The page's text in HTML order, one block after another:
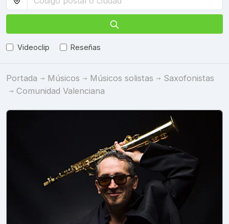
Videoclip Reseñas
Portada Músicos Músicos solistas
Saxofonistas
Comunidad Valenciana